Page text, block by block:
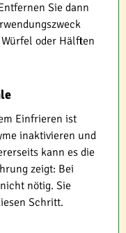
Sie dann
oder Hälften
Einfrieren ist
inaktivieren und
kann es die
zeigt: Bei
nötig. Sie
Schritt.